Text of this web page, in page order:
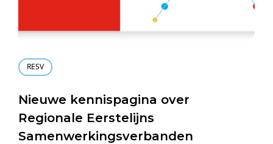
RESV
Nieuwe kennispagina over
Regionale Eerstelijns
Samenwerkingsverbanden